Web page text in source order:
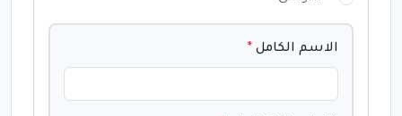
الاسم الكامل *